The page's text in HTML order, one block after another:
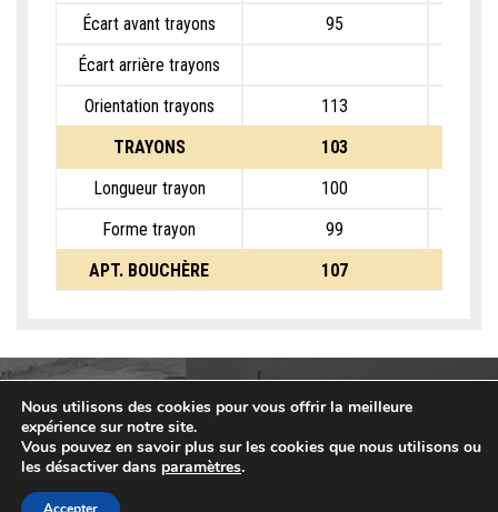
Écart avant trayons
95
Écart arrière trayons
Orientation trayons
113
TRAYONS
103
Longueur trayon
100
Forme trayon
99
APT. BOUCHÈRE
107
Nous utilisons des cookies pour vous offrir la meilleure
expérience sur notre site.
Vous pouvez en savoir plus sur les cookies que nous utilisons ou
les désactiver dans paramètres.